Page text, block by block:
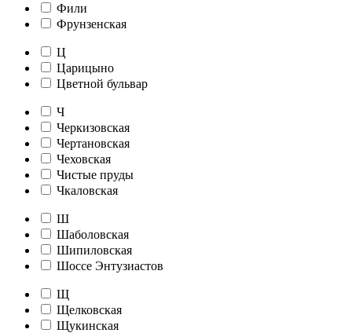
Фили
Фрунзенская
Ц
Царицыно
Цветной бульвар
Ч
Черкизовская
Чертановская
Чеховская
Чистые пруды
Чкаловская
Ш
Шаболовская
Шипиловская
Шоссе Энтузиастов
Щ
Щелковская
Щукинская